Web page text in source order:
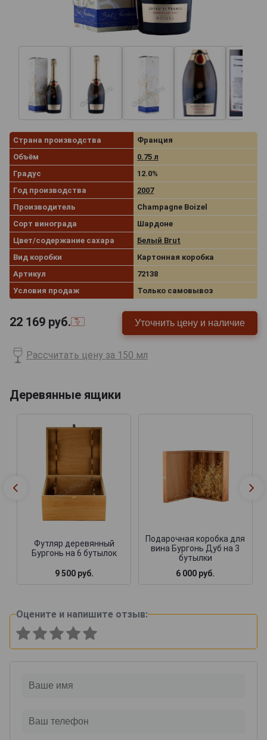
Страна производства
Франция
Объём
0.75 л
Градус
12.0%
Год производства
2007
Производитель
Champagne Boizel
Сорт винограда
Шардоне
Цвет/содержание сахара
Белый Brut
Вид коробки
Картонная коробка
Артикул
72138
Условия продаж
Только самовывоз
22 169 руб. Уточнить цену и наличие
Рассчитать цену за 150 мл
Деревянные ящики
Футляр деревянный
Бургонь на 6 бутылок
9 500 руб.
Подарочная коробка для
вина Бургонь Дуб на 3
бутылки
6 000 руб.
Оцените и напишите отзыв: